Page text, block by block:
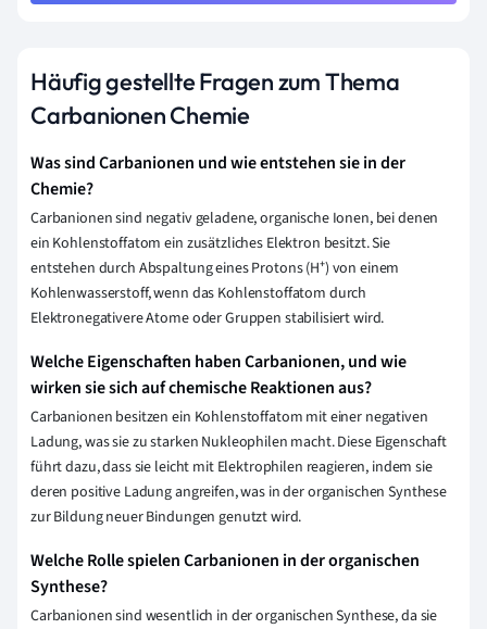
Häufig gestellte Fragen zum Thema
Carbanionen Chemie
Was sind Carbanionen und wie entstehen sie in der
Chemie?
Carbanionen sind negativ geladene, organische Ionen, bei denen
ein Kohlenstoffatom ein zusätzliches Elektron besitzt. Sie
entstehen durch Abspaltung eines Protons (H⁺) von einem
Kohlenwasserstoff, wenn das Kohlenstoffatom durch
Elektronegativere Atome oder Gruppen stabilisiert wird.
Welche Eigenschaften haben Carbanionen, und wie
wirken sie sich auf chemische Reaktionen aus?
Carbanionen besitzen ein Kohlenstoffatom mit einer negativen
Ladung, was sie zu starken Nukleophilen macht. Diese Eigenschaft
führt dazu, dass sie leicht mit Elektrophilen reagieren, indem sie
deren positive Ladung angreifen, was in der organischen Synthese
zur Bildung neuer Bindungen genutzt wird.
Welche Rolle spielen Carbanionen in der organischen
Synthese?
Carbanionen sind wesentlich in der organischen Synthese, da sie